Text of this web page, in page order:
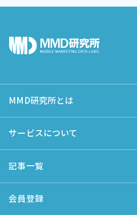
MMD研究所とは
サービスについて
記事一覧
会員登録